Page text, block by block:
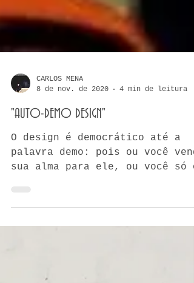
CARLOS MENA
8 de nov. de 2020
"AUTO-DEMO DESIGN"
O design é democrático até a
encontra nos livros mágicos!